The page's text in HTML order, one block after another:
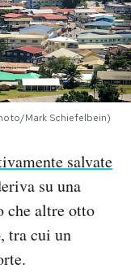
Mark Schiefelbein)
salvate
su una
che altre otto
tra cui un